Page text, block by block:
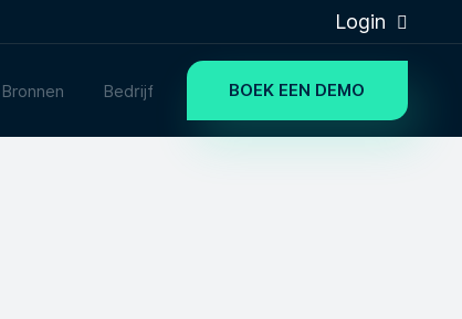
Login
Bronnen Bedrijf BOEK EEN DEMO